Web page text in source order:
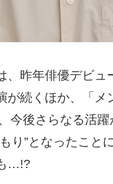
昨年俳優デビ
続くほか、「
今後さらなる活
り”となったこと
…!?